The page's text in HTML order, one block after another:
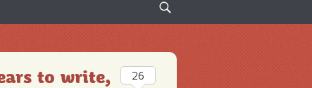
efter:
to write,
26